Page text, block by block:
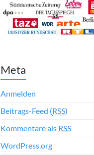
Meta
Anmelden
Beitrags-Feed (RSS)
Kommentare als RSS
WordPress.org